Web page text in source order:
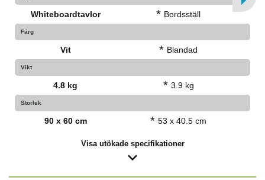
Whiteboardtavlor * Bordsställ
Färg
Vit * Blandad
Vikt
4.8 kg * 3.9 kg
Storlek
90 x 60 cm * 53 x 40.5 cm
Visa utökade specifikationer